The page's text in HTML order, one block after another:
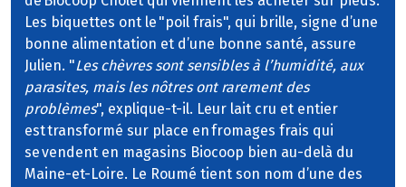
Les biquettes ont le "poil frais", qui brille, signe d’une
bonne alimentation et d’une bonne santé, assure
Julien. "Les chèvres sont sensibles à l’humidité, aux
parasites, mais les nôtres ont rarement des
problèmes", explique-t-il. Leur lait cru et entier
est transformé sur place en fromages frais qui
se vendent en magasins Biocoop bien au-delà du
Maine-et-Loire. Le Roumé tient son nom d’une des